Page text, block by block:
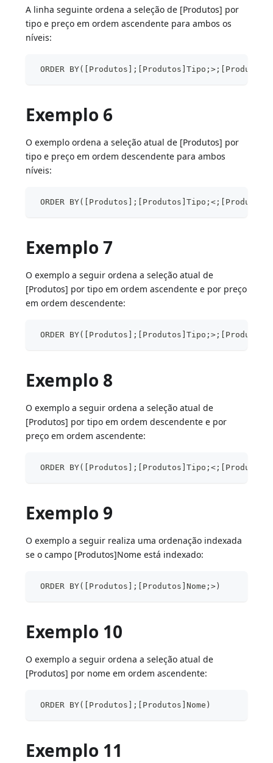
A linha seguinte ordena a seleção de [Produtos] por
tipo e preço em ordem ascendente para ambos os
níveis:
ORDER
Exemplo 6
O exemplo ordena a seleção atual de [Produtos] por
tipo e preço em ordem descendente para ambos
níveis:
ORDER
Exemplo 7
O exemplo a seguir ordena a seleção atual de
[Produtos] por tipo em ordem ascendente e por preço
em ordem descendente:
ORDER
Exemplo 8
O exemplo a seguir ordena a seleção atual de
[Produtos] por tipo em ordem descendente e por
preço em ordem ascendente:
ORDER
Exemplo 9
O exemplo a seguir realiza uma ordenação indexada
se o campo [Produtos]Nome está indexado:
ORDER BY([Produtos];[Produtos]Nome;>)
Exemplo 10
O exemplo a seguir ordena a seleção atual de
[Produtos] por nome em ordem ascendente:
ORDER BY([Produtos];[Produtos]Nome)
Exemplo 11